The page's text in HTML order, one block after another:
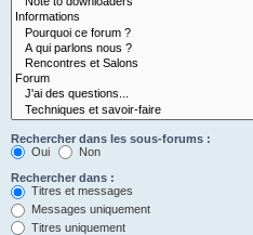
Rechercher dans les sous-forums :
Oui
Non
Rechercher dans :
Titres et messages
Messages uniquement
Titres uniquement